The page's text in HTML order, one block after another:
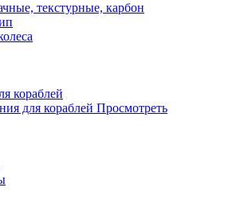
текстурные, карбон
кораблей
для кораблей Просмотреть